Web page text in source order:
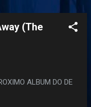
(The
ALBUM DO DE